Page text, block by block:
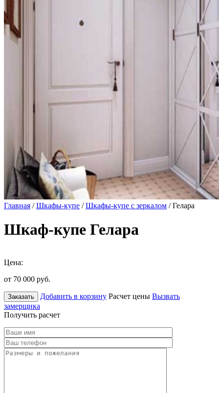
Главная /Шкафы-купе /Шкафы-купе с зеркалом / Гелара
Шкаф-купе Гелара
Цена:
от 70 000 руб.
Заказать Добавить в корзину Расчет цены Вызвать
замерщика
Получить расчет